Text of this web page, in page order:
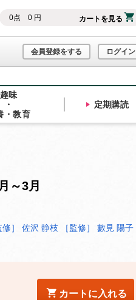
0点 0円 カートを見る
会員登録をする ログイン
趣味
・
・教育
定期購読
～3月
修］ 佐沢 静枝
［監修］ 數見 陽子
カートに入れる